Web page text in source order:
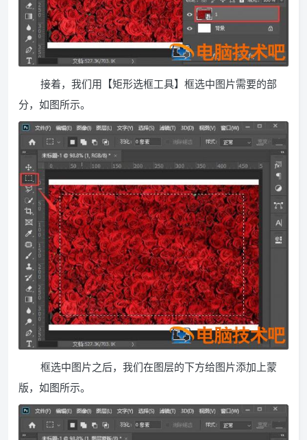
接着，我们用【矩形选框工具】框选中图片需要的部
分，如图所示。
框选中图片之后，我们在图层的下方给图片添加上蒙
版，如图所示。